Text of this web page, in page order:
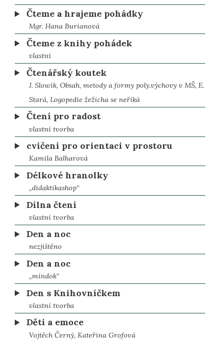
Čteme a hrajeme pohádky
Mgr. Hana Burianová
Čteme z knihy pohádek
vlastní
Čtenářský koutek
J. Slowík, Obsah, metody a formy poly.výchovy v MŠ, E.
Stará, Logopedie žežicha se neříká
Čtení pro radost
vlastní tvorba
cvičení pro orientaci v prostoru
Kamila Balharová
Délkové hranolky
„didaktikashop“
Dílna čtení
vlastní tvorba
Den a noc
nezjištěno
Den a noc
„mindok“
Den s Knihovníčkem
vlastní tvorba
Děti a emoce
Vojtěch Černý, Kateřina Grofová